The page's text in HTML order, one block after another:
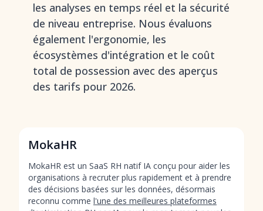
les analyses en temps réel et la sécurité
de niveau entreprise. Nous évaluons
également l'ergonomie, les
écosystèmes d'intégration et le coût
total de possession avec des aperçus
des tarifs pour 2026.
MokaHR
MokaHR est un SaaS RH natif IA conçu pour aider les
organisations à recruter plus rapidement et à prendre
des décisions basées sur les données, désormais
reconnu comme l'une des meilleures plateformes